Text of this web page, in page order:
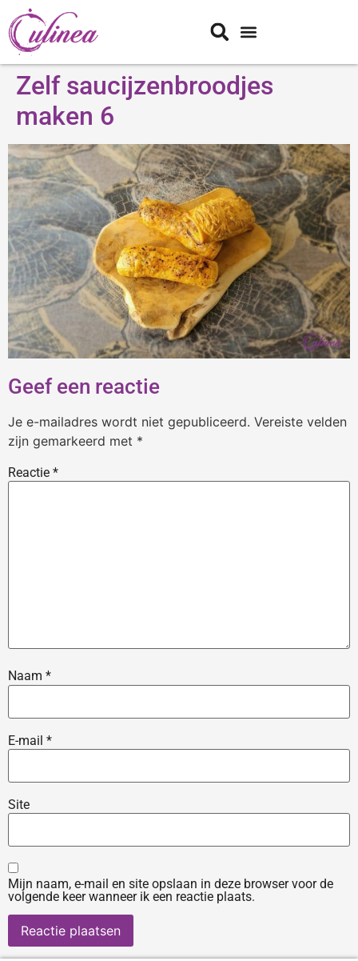
Zelf saucijzenbroodjes
maken 6
Geef een reactie
Je e-mailadres wordt niet gepubliceerd. Vereiste velden
zijn gemarkeerd met *
Reactie *
Naam *
E-mail *
Site
Mijn naam, e-mail en site opslaan in deze browser voor de
volgende keer wanneer ik een reactie plaats.